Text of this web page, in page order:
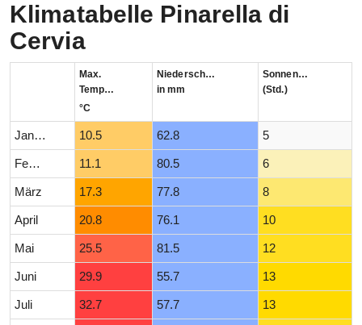
Klimatabelle Pinarella di
Cervia
Max.
Temperatur
°C
Niederschlag
in mm
Sonnenstunden
(Std.)
Januar 10.5 62.8 5
Februar 11.1 80.5 6
März 17.3 77.8 8
April 20.8 76.1 10
Mai 25.5 81.5 12
Juni 29.9 55.7 13
Juli 32.7 57.7 13